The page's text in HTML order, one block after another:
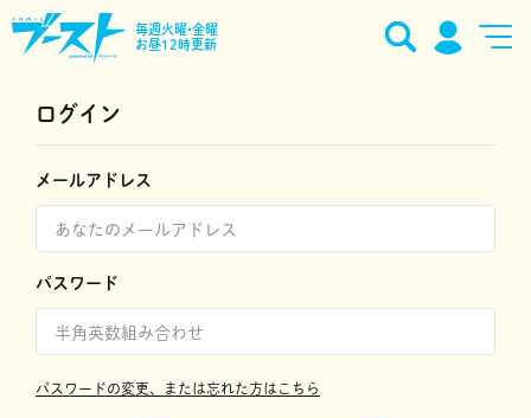
毎週火曜•金曜
お昼12時更新
ログイン
メールアドレス
パスワード
パスワードの変更、または忘れた方はこちら